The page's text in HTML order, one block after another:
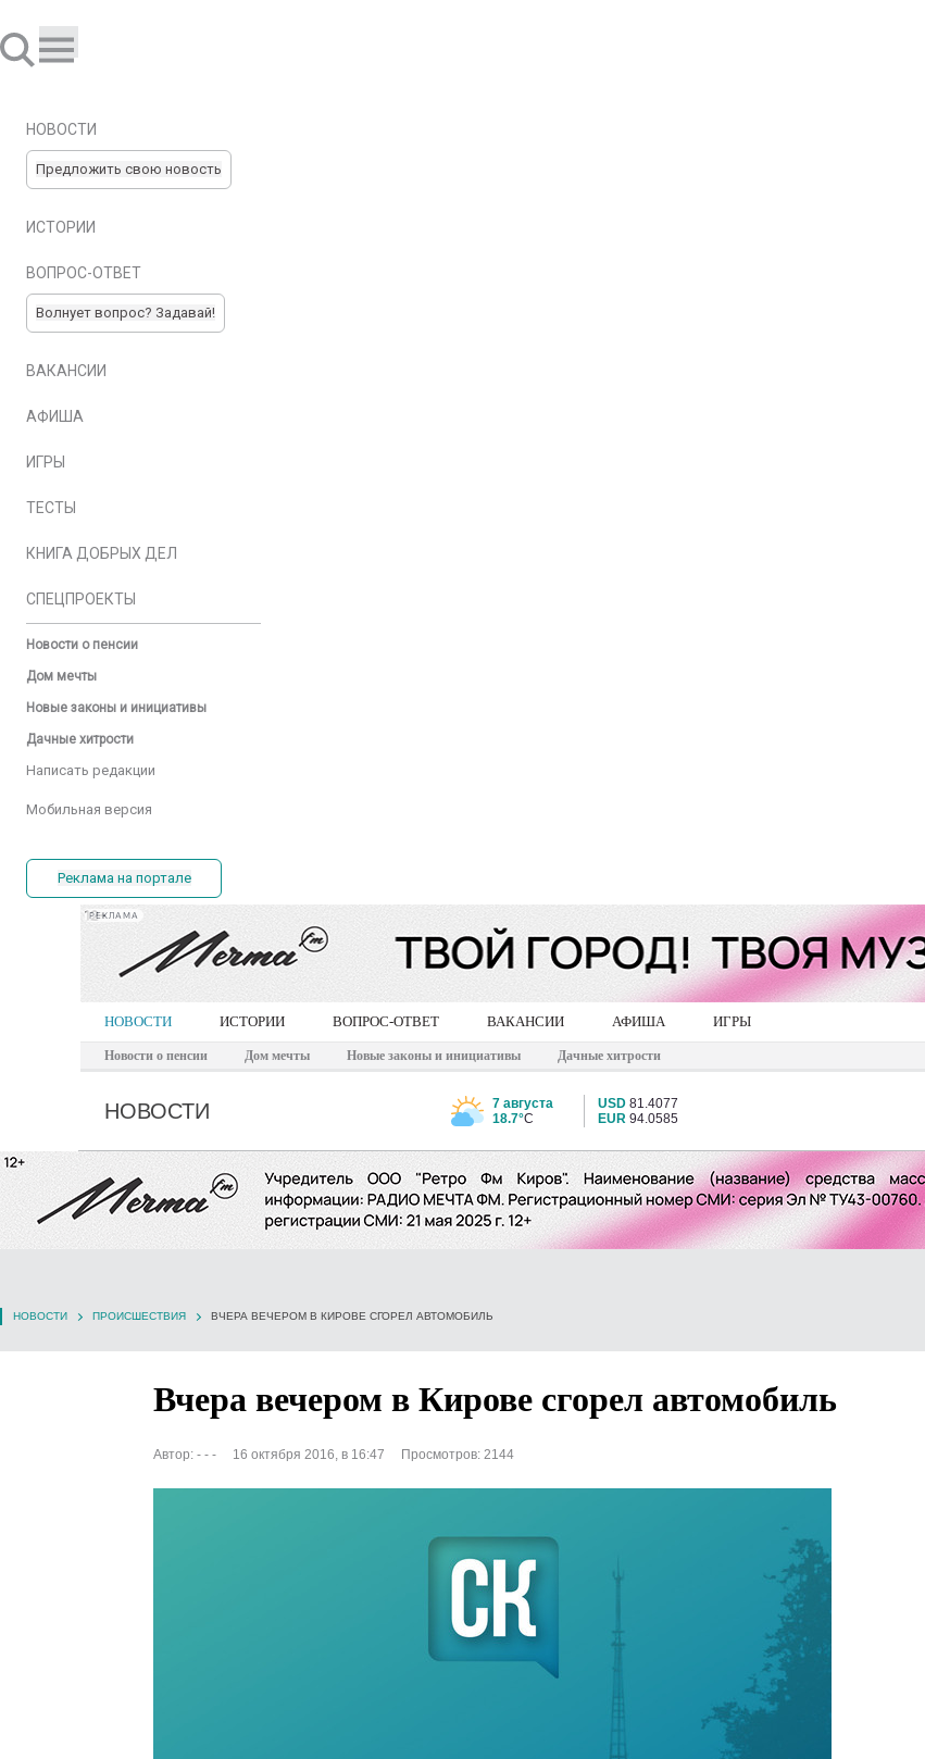
НОВОСТИ
Предложить свою новость
ИСТОРИИ
ВОПРОС-ОТВЕТ
Волнует вопрос? Задавай!
ВАКАНСИИ
АФИША
ИГРЫ
ТЕСТЫ
КНИГА ДОБРЫХ ДЕЛ
СПЕЦПРОЕКТЫ
Новости о пенсии
Дом мечты
Новые законы и инициативы
Дачные хитрости
Написать редакции
Мобильная версия
Реклама на портале
РЕКЛАМА
НОВОСТИ ИСТОРИИ ВОПРОС-ОТВЕТ ВАКАНСИИ АФИША ИГРЫ
Новости о пенсии Дом мечты Новые законы и инициативы Дачные хитрости
НОВОСТИ
7 августа
18.7°C
USD 81.4077
EUR 94.0585
НОВОСТИ ПРОИСШЕСТВИЯ ВЧЕРА ВЕЧЕРОМ В КИРОВЕ СГОРЕЛ АВТОМОБИЛЬ
Вчера вечером в Кирове сгорел автомобиль
Автор: - - - 16 октября 2016, в 16:47 Просмотров: 2144